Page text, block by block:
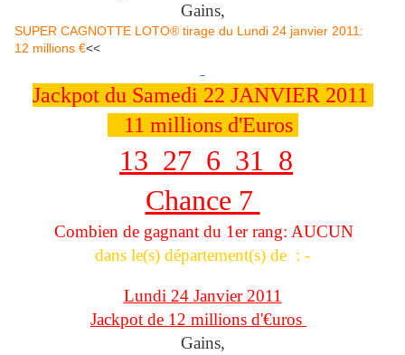
Gains,
SUPER CAGNOTTE LOTO® tirage du Lundi 24 janvier 2011:
12 millions €<<
Jackpot du Samedi 22 JANVIER 2011
11 millions d'Euros
13 27 6 31 8
Chance 7
Combien de gagnant du 1er rang: AUCUN
dans le(s) département(s) de : -
Lundi 24 Janvier 2011
Jackpot de 12 millions d'€uros
Gains,